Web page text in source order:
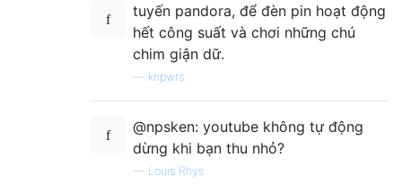
tuyến pandora, để đèn pin hoạt động
hết công suất và chơi những chú
chim giận dữ.
knpwrs
@npsken: youtube không tự động
dừng khi bạn thu nhỏ?
— Louis Rhys